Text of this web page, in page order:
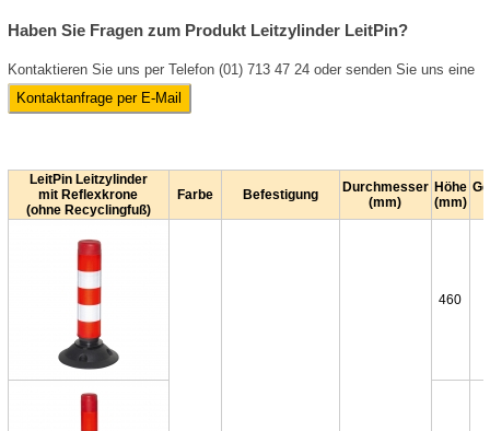
Haben Sie Fragen zum Produkt Leitzylinder LeitPin?
Kontaktieren Sie uns per Telefon (01) 713 47 24 oder senden Sie uns eine
Kontaktanfrage per E-Mail
LeitPin Leitzylinder
mit Reflexkrone
(ohne Recyclingfuß)
Farbe Befestigung
Durchmesser
(mm)
Höhe
(mm)
460